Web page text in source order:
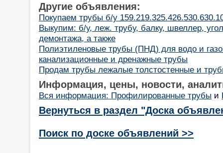
Другие объявления:
Покупаем трубы б/у
Выкупим: б/у, леж. трубу, балку, швеллер,
демонтажа, а также
Полиэтиленовые трубы (ПНД) для водо и
канализационные и дренажные трубы
Продам трубы лежалые толстостенные и
Информация, цены, новости,
Вся информация: Профилированные трубы и
Вернуться в раздел "Доска
Поиск по доске объявлений >>